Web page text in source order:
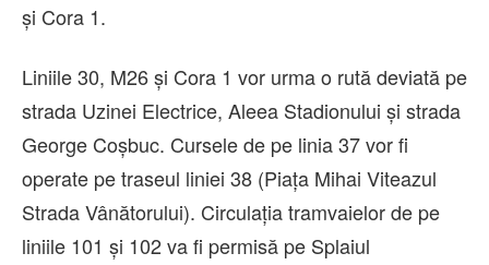
și Cora 1.
Liniile 30, M26 și Cora 1 vor urma o rută deviată pe
strada Uzinei Electrice, Aleea Stadionului și strada
George Coșbuc. Cursele de pe linia 37 vor fi
operate pe traseul liniei 38 (Piața Mihai Viteazul
Strada Vânătorului). Circulația tramvaielor de pe
liniile 101 și 102 va fi permisă pe Splaiul